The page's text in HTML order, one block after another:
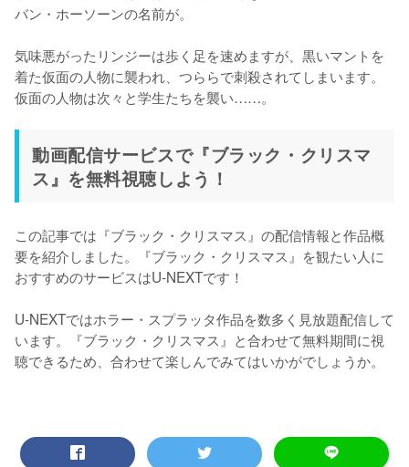
バン・ホーソーンの名前が。
気味悪がったリンジーは歩く足を速めますが、黒いマントを
着た仮面の人物に襲われ、つららで刺殺されてしまいます。
仮面の人物は次々と学生たちを襲い……。
動画配信サービスで『ブラック・クリスマ
ス』を無料視聴しよう！
この記事では『ブラック・クリスマス』の配信情報と作品概
要を紹介しました。『ブラック・クリスマス』を観たい人に
おすすめのサービスはU-NEXTです！
U-NEXTではホラー・スプラッタ作品を数多く見放題配信して
います。『ブラック・クリスマス』と合わせて無料期間に視
聴できるため、合わせて楽しんでみてはいかがでしょうか。